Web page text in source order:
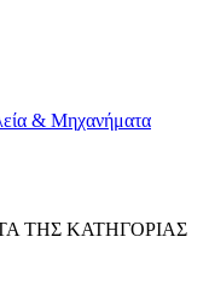
& Μηχανήματα
ΤΗΣ ΚΑΤΗΓΟΡΙΑΣ